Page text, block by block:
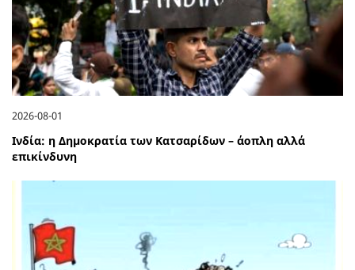
2026-08-01
Ινδία: η Δημοκρατία των Κατσαρίδων – άοπλη αλλά
επικίνδυνη